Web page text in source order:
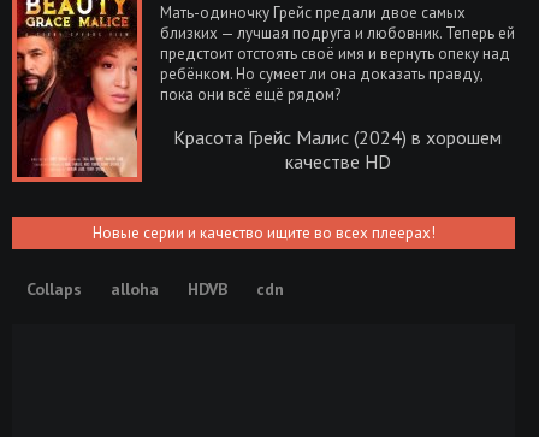
Мать-одиночку Грейс предали двое самых
близких — лучшая подруга и любовник. Теперь ей
предстоит отстоять своё имя и вернуть опеку над
ребёнком. Но сумеет ли она доказать правду,
пока они всё ещё рядом?
Красота Грейс Малис (2024) в хорошем
качестве HD
Новые серии и качество ищите во всех плеерах!
Collaps alloha HDVB cdn